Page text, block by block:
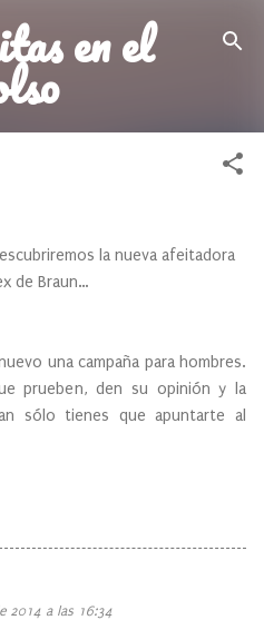
principalen el
una campaña para hombres.
prueben, den su opinión y la
sólo tienes que apuntarte al
2014 a las 16:34